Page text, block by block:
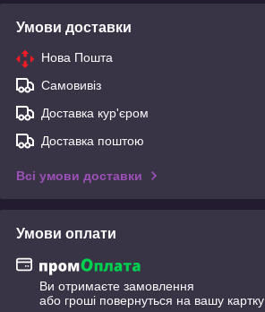
Умови доставки
Нова Пошта
Самовивіз
Доставка кур'єром
Доставка поштою
Всі умови доставки
Умови оплати
Ви отримаєте замовлення
або гроші повернуться на вашу картку